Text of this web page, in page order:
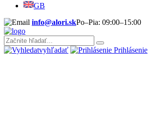
GB
info@alori.skPo–Pia: 09:00–15:00
vyhľadať Prihlásenie